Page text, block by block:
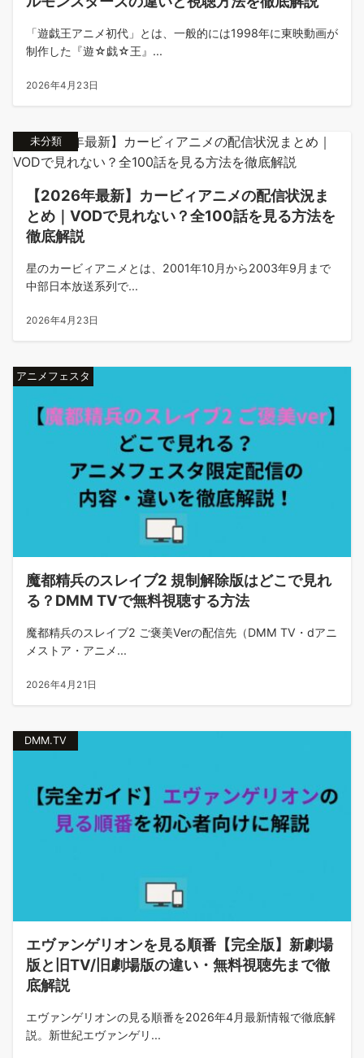
「遊戯王アニメ初代」とは、一般的には1998年に東映動画が
制作した『遊☆戯☆王』...
2026年4月23日
未分類
【2026年最新】カービィアニメの配信状況ま
とめ｜VODで見れない？全100話を見る方法を
徹底解説
星のカービィアニメとは、2001年10月から2003年9月まで
中部日本放送系列で...
2026年4月23日
アニメフェスタ
魔都精兵のスレイブ2 規制解除版はどこで見れ
る？DMM TVで無料視聴する方法
魔都精兵のスレイブ2 ご褒美Verの配信先（DMM TV・dアニ
メストア・アニメ...
2026年4月21日
DMM.TV
エヴァンゲリオンを見る順番【完全版】新劇場
版と旧TV/旧劇場版の違い・無料視聴先まで徹
底解説
エヴァンゲリオンの見る順番を2026年4月最新情報で徹底解
説。新世紀エヴァンゲリ...